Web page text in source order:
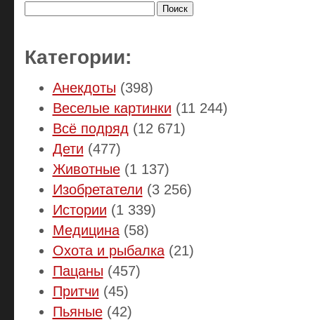
Категории:
Анекдоты (398)
Веселые картинки (11 244)
Всё подряд (12 671)
Дети (477)
Животные(1 137)
Изобретатели (3 256)
Истории (1 339)
Медицина(58)
Охота и рыбалка(21)
Пацаны (457)
Притчи (45)
Пьяные(42)